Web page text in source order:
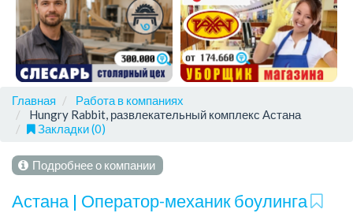
Главная
Работа в компаниях
Hungry Rabbit, развлекательный комплекс Астана
Закладки (0)
Подробнее о компании
Астана | Оператор-механик боулинга